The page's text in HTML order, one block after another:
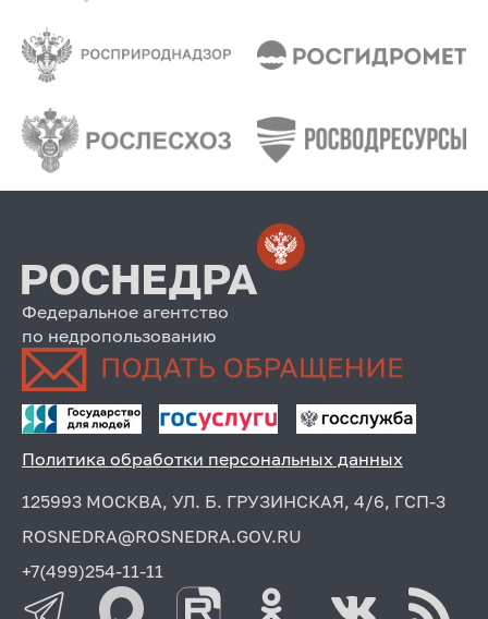
Федеральное агентство
по недропользованию
Политика обработки персональных данных
125993 МОСКВА, УЛ. Б. ГРУЗИНСКАЯ, 4/6, ГСП-3
ROSNEDRA@ROSNEDRA.GOV.RU
+7(499)254-11-11